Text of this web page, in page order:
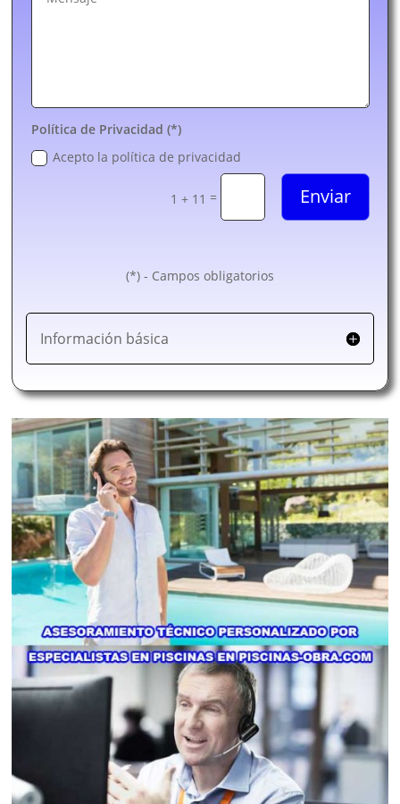
Política de Privacidad (*)
Acepto la política de privacidad
1 + 11 = Enviar
(*) - Campos obligatorios
Información básica